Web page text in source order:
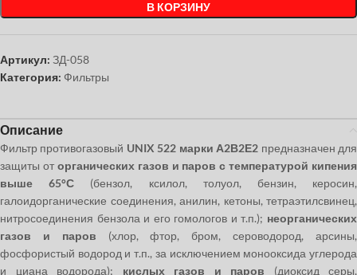
В КОРЗИНУ
Артикул: ЗД-058
Категория: Фильтры
Описание
Фильтр противогазовый UNIX 522 марки А2В2Е2 предназначен для
защиты от органических газов и паров с температурой кипения
выше 65°С (бензол, ксилол, толуол, бензин, керосин,
галоидорганические соединения, анилин, кетоны, тетраэтилсвинец,
нитросоединения бензола и его гомологов и т.п.); неорганических
газов и паров (хлор, фтор, бром, сероводород, арсины,
фосфористый водород и т.п., за исключением монооксида углерода
и циана водорода); кислых газов и паров (диоксид серы,